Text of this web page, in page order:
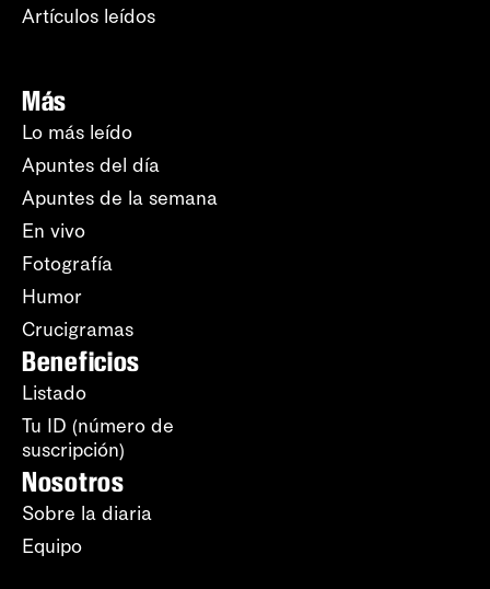
Artículos leídos
Más
Lo más leído
Apuntes del día
Apuntes de la semana
En vivo
Fotografía
Humor
Crucigramas
Beneficios
Listado
Tu ID (número de
suscripción)
Nosotros
Sobre la diaria
Equipo